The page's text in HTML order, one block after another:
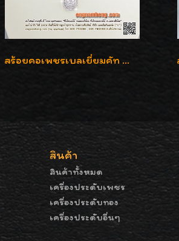
สร้อยคอเพชรเบลเยี่ยมคัท น้ำ 99% E-Color / VVS น้ำหนักเพชรรวม 16.05 กะรัต
สินค้า
สินค้าทั้งหมด
เครื่องประดับเพชร
เครื่องประดับทอง
เครื่องประดับอื่นๆ